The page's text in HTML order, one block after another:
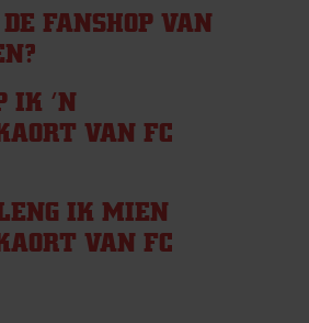
FANSHOP VAN
IK ’N
VAN FC
IK MIEN
VAN FC